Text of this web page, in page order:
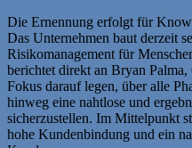
Die Ernennung erfolgt für
Das Unternehmen baut derzeit
Risikomanagement für
berichtet direkt an Bryan
Fokus darauf legen, über alle
hinweg eine nahtlose und
sicherzustellen. Im Mittelpunkt
hohe Kundenbindung und ein